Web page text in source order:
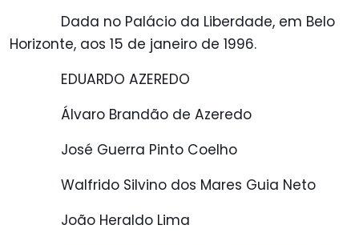
Dada no Palácio da Liberdade, em Belo
Horizonte, aos 15 de janeiro de 1996.
EDUARDO AZEREDO
Álvaro Brandão de Azeredo
José Guerra Pinto Coelho
Walfrido Silvino dos Mares Guia Neto
João Heraldo Lima